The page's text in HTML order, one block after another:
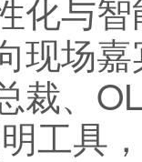
化与
现场
裁、
工具